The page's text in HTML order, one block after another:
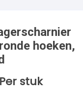
hoeken,
stuk